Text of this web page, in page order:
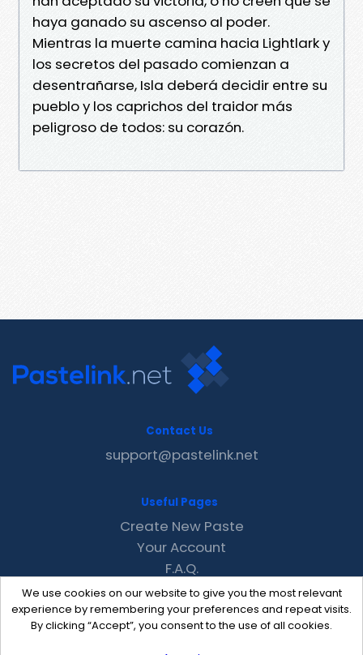
haya ganado su ascenso al poder.
Mientras la muerte camina hacia Lightlark y
los secretos del pasado comienzan a
desentrañarse, Isla deberá decidir entre su
pueblo y los caprichos del traidor más
peligroso de todos: su corazón.
We use cookies on our website to give you the most relevant
experience by remembering your preferences and repeat visits.
By clicking “Accept”, you consent to the use of all cookies.
Contact Us
support@pastelink.net
Useful Pages
Create New Paste
Your Account
F.A.Q.
Recent
Contact